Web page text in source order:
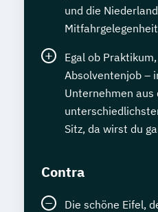
und die
Egal ob
Absolventenjob –
Unternehmen aus
Sitz, da wirst du
Contra
Die schöne Eifel,